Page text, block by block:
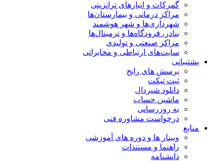
گمرکات و انبارهای ترانزیتی
مراکز درمانی و بیمارستان‌ها
شهرداری‌ها و شهر هوشمند
بنادر، فرودگاه‌ها و ترمینال‌ها
مراکز صنعتی و تولیدی
سایت‌های ارتباطی و مخابراتی
پشتیبانی
پرسش های رایج
ثبت تیکت
دانلود شیردال
ماشین حساب
به روزرسانی
درخواست مشاوره فنی
منابع
وبینار ها و دوره های آموزشی
راهنما و مستندات
دانشنامه